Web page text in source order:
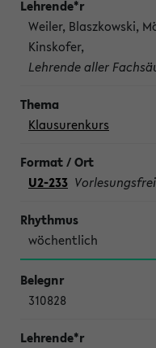
Weiler, Blaszkowski,
Kinskofer,
Lehrende aller
Klausurenkurs
U2-233
wöchentlich
310828